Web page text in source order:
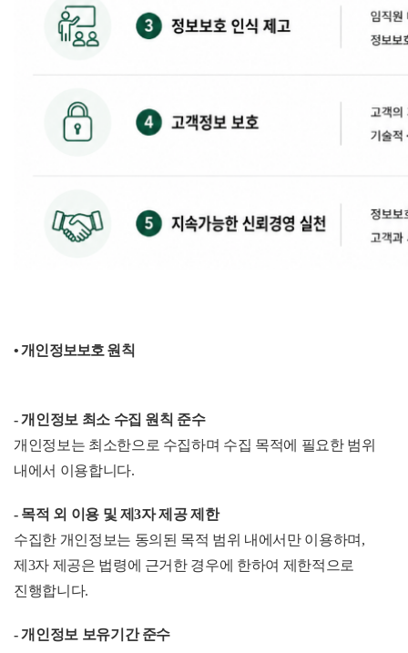
• 개인정보보호 원칙
- 개인정보 최소 수집 원칙 준수
개인정보는 최소한으로 수집하며 수집 목적에 필요한 범위
내에서 이용합니다.
- 목적 외 이용 및 제3자 제공 제한
수집한 개인정보는 동의된 목적 범위 내에서만 이용하며,
제3자 제공은 법령에 근거한 경우에 한하여 제한적으로
진행합니다.
- 개인정보 보유기간 준수